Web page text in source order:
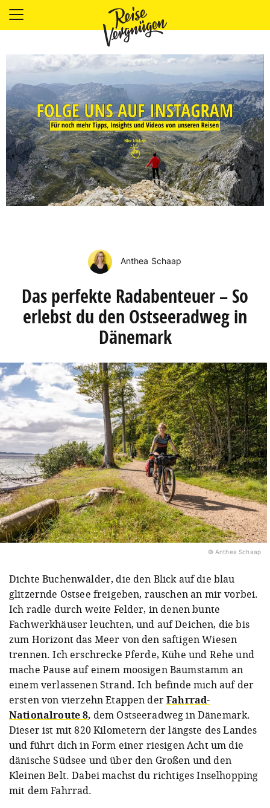
LÄNDER
UNTERKÜNFTE
FOOD
PLANUNG
OUTDOOR
Anthea Schaap
Das perfekte Radabenteuer – So
erlebst du den Ostseeradweg in
Dänemark
© Anthea Schaap
Dichte Buchenwälder, die den Blick auf die blau
glitzernde Ostsee freigeben, rauschen an mir vorbei.
Ich radle durch weite Felder, in denen bunte
Fachwerkhäuser leuchten, und auf Deichen, die bis
zum Horizont das Meer von den saftigen Wiesen
trennen. Ich erschrecke Pferde, Kühe und Rehe und
mache Pause auf einem moosigen Baumstamm an
einem verlassenen Strand. Ich befinde mich auf der
ersten von vierzehn Etappen derFahrrad-
Nationalroute 8, dem Ostseeradweg in Dänemark.
Dieser ist mit 820 Kilometern der längste des Landes
und führt dich in Form einer riesigen Acht um die
dänische Südsee und über den Großen und den
Kleinen Belt. Dabei machst du richtiges Inselhopping
mit dem Fahrrad.